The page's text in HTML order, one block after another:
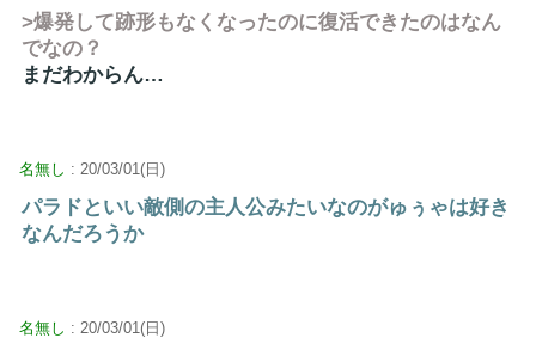
>爆発して跡形もなくなったのに復活できたのはなん
でなの？
まだわからん…
名無し : 20/03/01(日)
パラドといい敵側の主人公みたいなのがゅぅゃは好き
なんだろうか
名無し : 20/03/01(日)